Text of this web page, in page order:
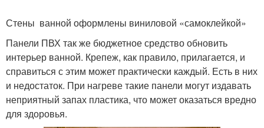
Стены ванной оформлены виниловой «самоклейкой»
Панели ПВХ так же бюджетное средство обновить
интерьер ванной. Крепеж, как правило, прилагается, и
справиться с этим может практически каждый. Есть в них
и недостаток. При нагреве такие панели могут издавать
неприятный запах пластика, что может оказаться вредно
для здоровья.